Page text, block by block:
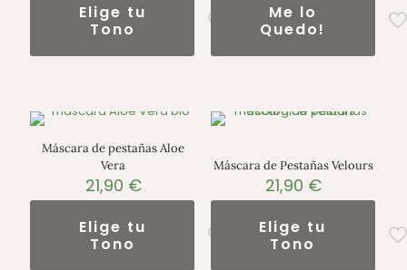
Elige tu
Tono
Me lo
Quedo!
Máscara de pestañas Aloe
Vera
21,90 €
Elige tu
Tono
Máscara de Pestañas Velours
21,90 €
Elige tu
Tono